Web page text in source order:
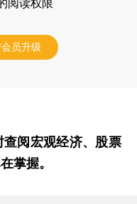
阅读权限
员升级
查阅宏观经济、股票
掌握。